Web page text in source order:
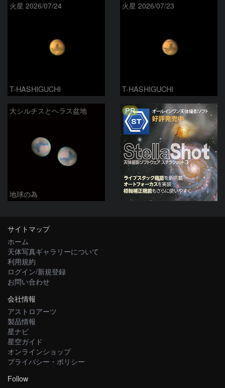
火星 2026/07/24
T-HASHIGUCHI
火星 2026/07/23
T-HASHIGUCHI
大シルチスとヘラス盆地
地球の為
PR
サイトマップ
ホーム
天体写真ギャラリーについて
利用規約
ログイン/新規登録
お問い合わせ
会社情報
アストロアーツ
製品情報
星ナビ
星空ガイド
オンラインショップ
プライバシー・ポリシー
Follow